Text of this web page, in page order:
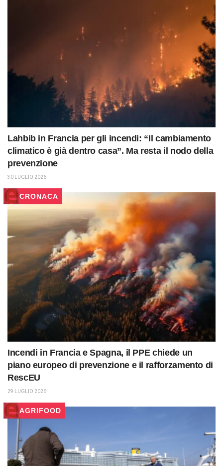
Lahbib in Francia per gli incendi: “Il cambiamento
climatico è già dentro casa”. Ma resta il nodo della
prevenzione
30 LUGLIO 2026
CRONACA
Incendi in Francia e Spagna, il PPE chiede un
piano europeo di prevenzione e il rafforzamento di
RescEU
29 LUGLIO 2026
AGRIFOOD